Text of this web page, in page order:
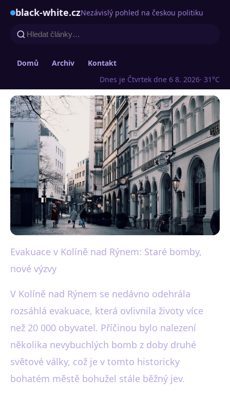
black-white.czNezávislý pohled na českou politiku
Domů Archiv
Kontakt
Dnes je Čtvrtek dne 6 8. 2026· 31°C
black-white.cz
Evakuace 20 000 lidí v Kolíně
nad Rýnem kvůli starým
bombám
· 3 min čtení · Autor: Martin Černý
Evakuace v Kolíně nad Rýnem: Staré bomby,
nové výzvy
V Kolíně nad Rýnem se nedávno odehrála
rozsáhlá evakuace, která ovlivnila životy více
než 20 000 obyvatel. Příčinou bylo nalezení
několika nevybuchlých bomb z doby druhé
světové války, což je v tomto historicky
bohatém městě bohužel stále běžný jev.